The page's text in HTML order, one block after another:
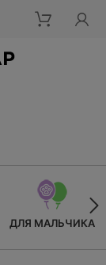
ДЛЯ МАЛЬЧИКА